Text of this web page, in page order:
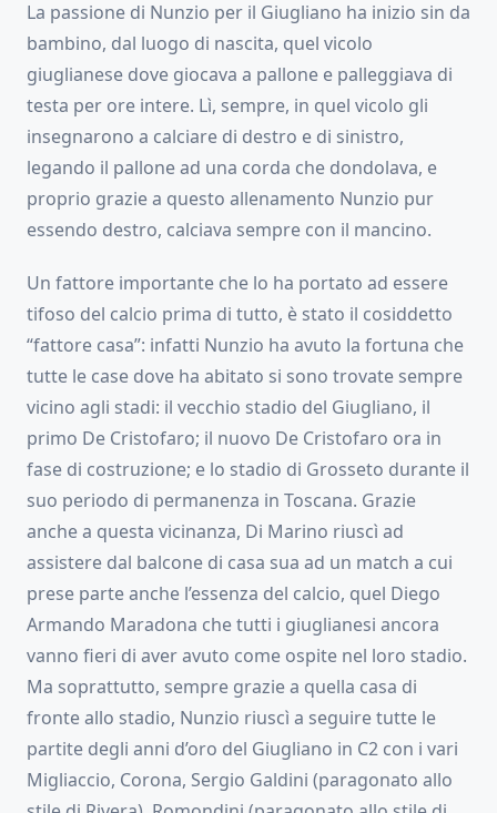
La passione di Nunzio per il Giugliano ha inizio sin da
bambino, dal luogo di nascita, quel vicolo
giuglianese dove giocava a pallone e palleggiava di
testa per ore intere. Lì, sempre, in quel vicolo gli
insegnarono a calciare di destro e di sinistro,
legando il pallone ad una corda che dondolava, e
proprio grazie a questo allenamento Nunzio pur
essendo destro, calciava sempre con il mancino.
Un fattore importante che lo ha portato ad essere
tifoso del calcio prima di tutto, è stato il cosiddetto
“fattore casa”: infatti Nunzio ha avuto la fortuna che
tutte le case dove ha abitato si sono trovate sempre
vicino agli stadi: il vecchio stadio del Giugliano, il
primo De Cristofaro; il nuovo De Cristofaro ora in
fase di costruzione; e lo stadio di Grosseto durante il
suo periodo di permanenza in Toscana. Grazie
anche a questa vicinanza, Di Marino riuscì ad
assistere dal balcone di casa sua ad un match a cui
prese parte anche l’essenza del calcio, quel Diego
Armando Maradona che tutti i giuglianesi ancora
vanno fieri di aver avuto come ospite nel loro stadio.
Ma soprattutto, sempre grazie a quella casa di
fronte allo stadio, Nunzio riuscì a seguire tutte le
partite degli anni d’oro del Giugliano in C2 con i vari
Migliaccio, Corona, Sergio Galdini (paragonato allo